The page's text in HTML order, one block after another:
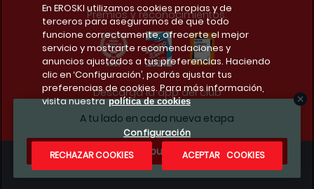
A tu lado en cada nueva etapa
¿Te apuntas?
Premios y reconocimientos:
Descarga la app del club
Condiciones legales
En EROSKI utilizamos cookies propias y de
terceros para asegurarnos de que todo
funcione correctamente, ofrecerte el mejor
servicio y mostrarte recomendaciones y
anuncios ajustados a tus preferencias. Haciendo
clic en ‘Configuración’, podrás ajustar tus
preferencias de cookies. Para más información,
visita nuestra política de cookies
Configuración
RECHAZAR COOKIES
ACEPTAR COOKIES